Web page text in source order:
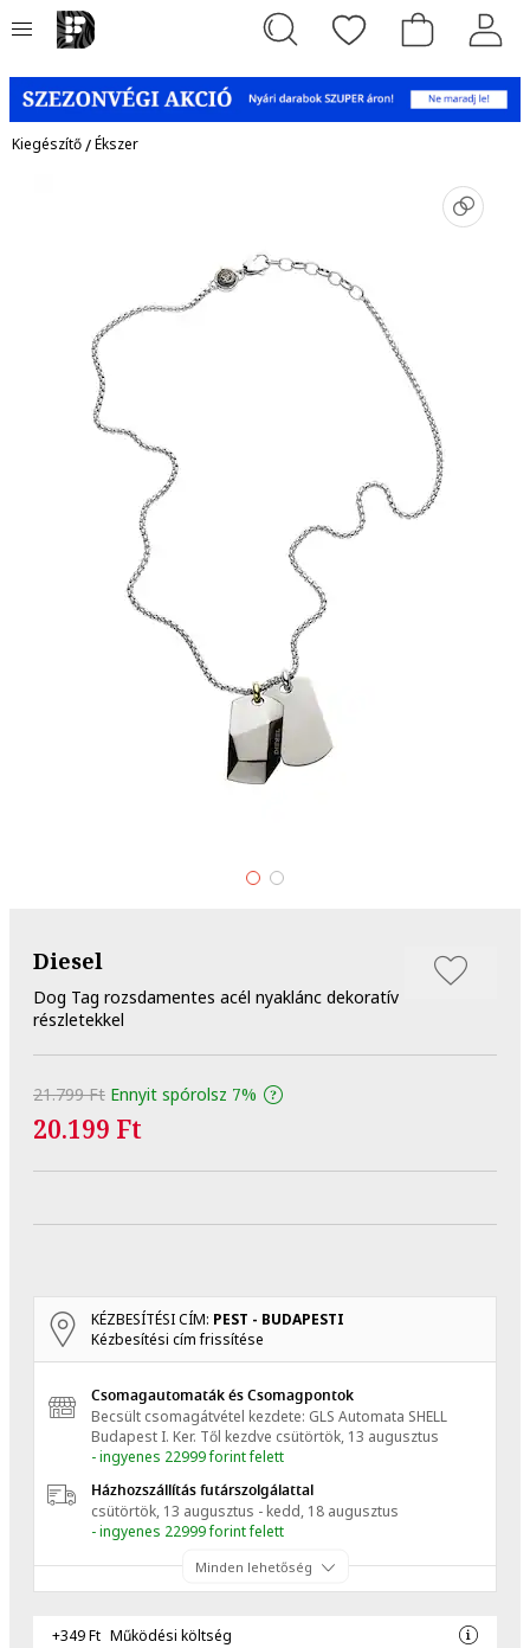
Kiegészítő/Ékszer
Diesel
Dog Tag rozsdamentes acél nyaklánc dekoratív
részletekkel
21.799 Ft Ennyit spórolsz 7%
20.199 Ft
KÉZBESÍTÉSI CÍM: PEST - BUDAPESTI
Kézbesítési cím frissítése
Csomagautomaták és Csomagpontok
Becsült csomagátvétel kezdete: GLS Automata SHELL
Budapest I. Ker. Től kezdve csütörtök, 13 augusztus
- ingyenes 22999 forint felett
Házhozszállítás futárszolgálattal
csütörtök, 13 augusztus - kedd, 18 augusztus
- ingyenes 22999 forint felett
Minden lehetőség
+349 Ft Működési költség